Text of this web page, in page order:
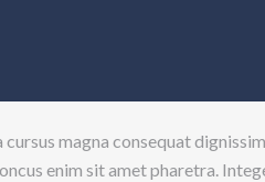
magna consequat
enim sit amet pharetra.